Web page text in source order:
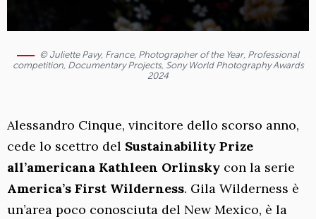
© Juliette Pavy, France, Photographer of the Year, Professional
competition, Documentary Projects, Sony World Photography Awards
2024
Alessandro Cinque, vincitore dello scorso anno,
cede lo scettro del Sustainability Prize
all’americana Kathleen Orlinsky con la serie
America’s First Wilderness. Gila Wilderness è
un’area poco conosciuta del New Mexico, è la